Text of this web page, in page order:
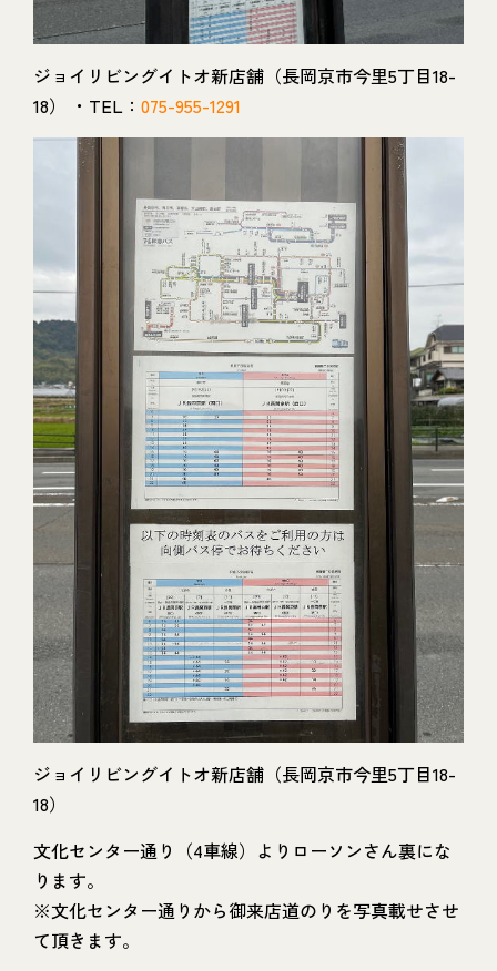
ジョイリビングイトオ新店舗（長岡京市今里5丁目18-
18） ・TEL： 075-955-1291
ジョイリビングイトオ新店舗（長岡京市今里5丁目18-
18）
文化センター通り（4車線）よりローソンさん裏にな
ります。
※文化センター通りから御来店道のりを写真載せさせ
て頂きます。